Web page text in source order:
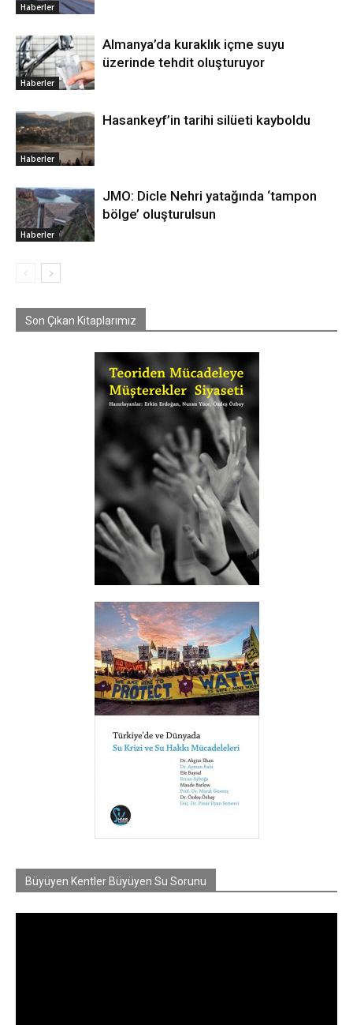
Haberler
Haberler
Almanya’da kuraklık içme suyu
üzerinde tehdit oluşturuyor
Haberler
Hasankeyf’in tarihi silüeti kayboldu
Haberler
JMO: Dicle Nehri yatağında ‘tampon
bölge’ oluşturulsun
Son Çıkan Kitaplarımız
Büyüyen Kentler Büyüyen Su Sorunu